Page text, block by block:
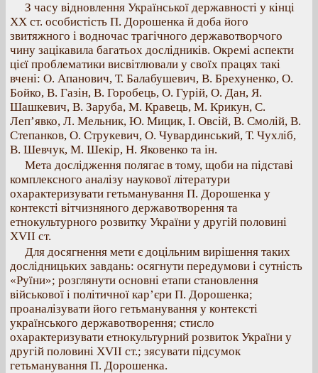
З часу відновлення Української державності у кінці
ХХ ст. особистість П. Дорошенка й доба його
звитяжного і водночас трагічного державотворчого
чину зацікавила багатьох дослідників. Окремі аспекти
цієї проблематики висвітлювали у своїх працях такі
вчені: О. Апанович, Т. Балабушевич, В. Брехуненко, О.
Бойко, В. Газін, В. Горобець, О. Гурій, О. Дан, Я.
Шашкевич, В. Заруба, М. Кравець, М. Крикун, С.
Леп’явко, Л. Мельник, Ю. Мицик, І. Овсій, В. Смолій, В.
Степанков, О. Струкевич, О. Чувардинський, Т. Чухліб,
В. Шевчук, М. Шекір, Н. Яковенко та ін.
Мета дослідження полягає в тому, щоби на підставі
комплексного аналізу наукової літератури
охарактеризувати гетьманування П. Дорошенка у
контексті вітчизняного державотворення та
етнокультурного розвитку України у другій половині
ХVII ст.
Для досягнення мети є доцільним вирішення таких
дослідницьких завдань: осягнути передумови і сутність
«Руїни»; розглянути основні етапи становлення
військової і політичної кар’єри П. Дорошенка;
проаналізувати його гетьманування у контексті
українського державотворення; стисло
охарактеризувати етнокультурний розвиток України у
другій половині ХVII ст.; зясувати підсумок
гетьманування П. Дорошенка.